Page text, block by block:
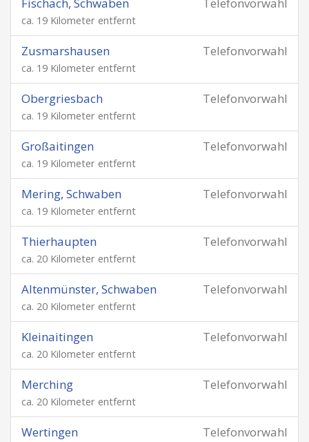
ca. 19 Kilometer entfernt
Telefonvorwahl
Zusmarshausen
ca. 19 Kilometer entfernt
Telefonvorwahl
Obergriesbach
ca. 19 Kilometer entfernt
Telefonvorwahl
Großaitingen
ca. 19 Kilometer entfernt
Telefonvorwahl
Mering, Schwaben
ca. 19 Kilometer entfernt
Telefonvorwahl
Thierhaupten
ca. 20 Kilometer entfernt
Telefonvorwahl
Altenmünster, Schwaben
ca. 20 Kilometer entfernt
Telefonvorwahl
Kleinaitingen
ca. 20 Kilometer entfernt
Telefonvorwahl
Merching
ca. 20 Kilometer entfernt
Telefonvorwahl
Wertingen